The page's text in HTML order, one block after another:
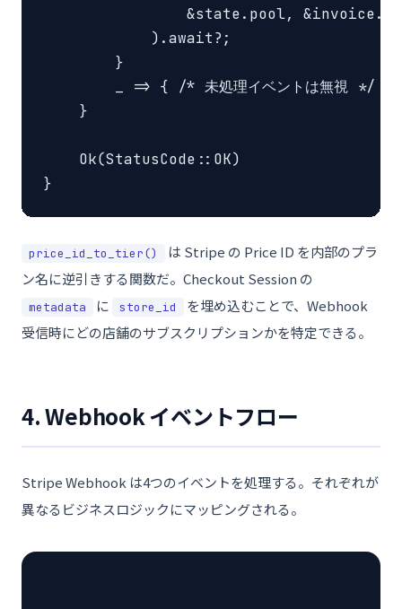
&state.pool,
            ).await?;
        }
        _ => { /* 未処理イベントは無視 */ }
    }
    Ok(StatusCode::OK)
}
price_id_to_tier()
は Stripe の Price ID を内部のプラ
ン名に逆引きする関数だ。Checkout Session の
metadata に store_id
を埋め込むことで、Webhook
受信時にどの店舗のサブスクリプションかを特定できる。
4. Webhook イベントフロー
Stripe Webhook は4つのイベントを処理する。それぞれが
異なるビジネスロジックにマッピングされる。